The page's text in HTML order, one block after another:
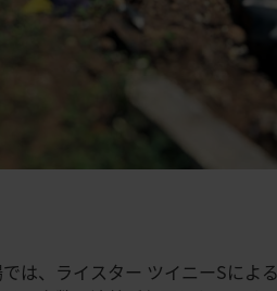
は、ライスター ツイニーSに